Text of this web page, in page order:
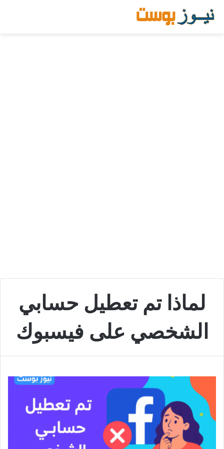
لماذا تم تعطيل حسابي
الشخصي على فيسبوك